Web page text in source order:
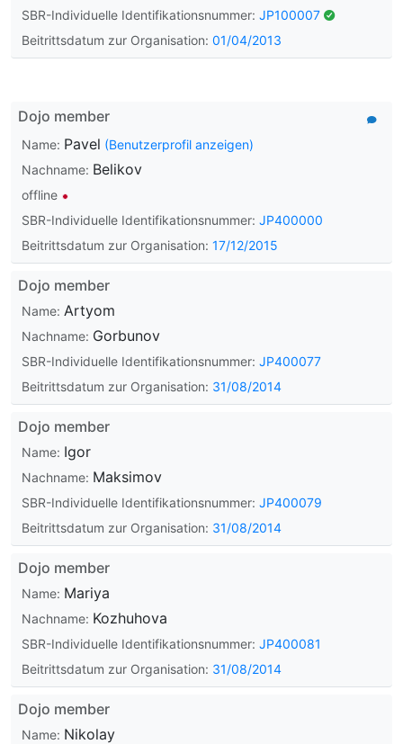
SBR-Individuelle Identifikationsnummer: JP100007
Beitrittsdatum zur Organisation: 01/04/2013
Dojo member
Name: Pavel (Benutzerprofil anzeigen)
Nachname: Belikov
offline
SBR-Individuelle Identifikationsnummer: JP400000
Beitrittsdatum zur Organisation: 17/12/2015
Dojo member
Name: Artyom
Nachname: Gorbunov
SBR-Individuelle Identifikationsnummer: JP400077
Beitrittsdatum zur Organisation: 31/08/2014
Dojo member
Name: Igor
Nachname: Maksimov
SBR-Individuelle Identifikationsnummer: JP400079
Beitrittsdatum zur Organisation: 31/08/2014
Dojo member
Name: Mariya
Nachname: Kozhuhova
SBR-Individuelle Identifikationsnummer: JP400081
Beitrittsdatum zur Organisation: 31/08/2014
Dojo member
Name: Nikolay